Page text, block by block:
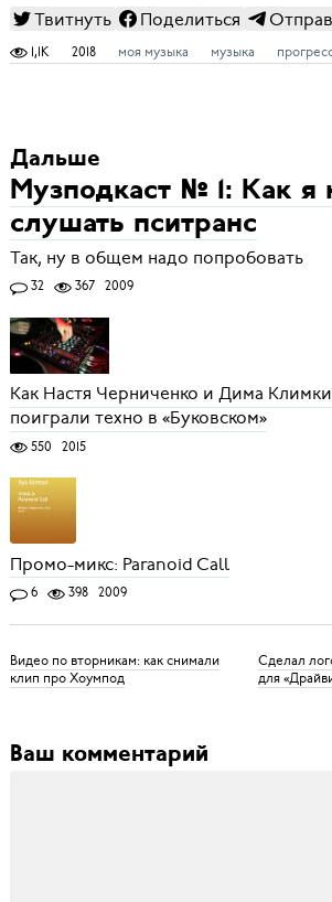
Твитнуть
Поделиться
1,1K 2018 моя музыка музыка
Дальше
Музподкаст № 1: Как я
слушать пситранс
Так, ну в общем надо попробовать
32 367 2009
Как Настя Черниченко и Дима
поиграли техно в «Буковском»
550 2015
Промо-микс: Paranoid Call
6 398 2009
Видео по вторникам: как снимали
клип про Хоумпод
Сделал
для
Ваш комментарий